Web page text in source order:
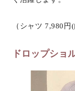
（シャツ 7,980円
ドロップショ